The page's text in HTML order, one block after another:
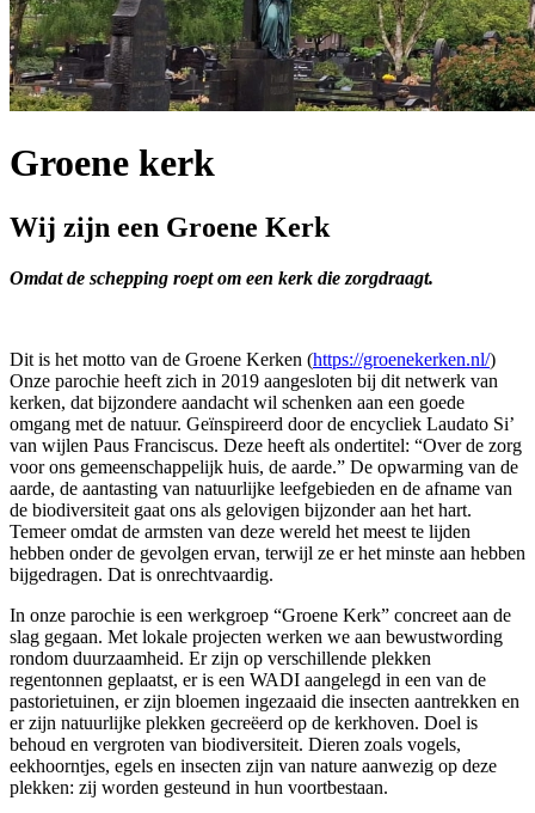
Groene kerk
Wij zijn een Groene Kerk
Omdat de schepping roept om een kerk die zorgdraagt.
Dit is het motto van de Groene Kerken (https://groenekerken.nl/)
Onze parochie heeft zich in 2019 aangesloten bij dit netwerk van
kerken, dat bijzondere aandacht wil schenken aan een goede
omgang met de natuur. Geïnspireerd door de encycliek Laudato Si’
van wijlen Paus Franciscus. Deze heeft als ondertitel: “Over de zorg
voor ons gemeenschappelijk huis, de aarde.” De opwarming van de
aarde, de aantasting van natuurlijke leefgebieden en de afname van
de biodiversiteit gaat ons als gelovigen bijzonder aan het hart.
Temeer omdat de armsten van deze wereld het meest te lijden
hebben onder de gevolgen ervan, terwijl ze er het minste aan hebben
bijgedragen. Dat is onrechtvaardig.
In onze parochie is een werkgroep “Groene Kerk” concreet aan de
slag gegaan. Met lokale projecten werken we aan bewustwording
rondom duurzaamheid. Er zijn op verschillende plekken
regentonnen geplaatst, er is een WADI aangelegd in een van de
pastorietuinen, er zijn bloemen ingezaaid die insecten aantrekken en
er zijn natuurlijke plekken gecreëerd op de kerkhoven. Doel is
behoud en vergroten van biodiversiteit. Dieren zoals vogels,
eekhoorntjes, egels en insecten zijn van nature aanwezig op deze
plekken: zij worden gesteund in hun voortbestaan.